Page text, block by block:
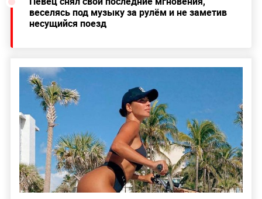
веселясь под музыку за рулём и не заметив
несущийся поезд